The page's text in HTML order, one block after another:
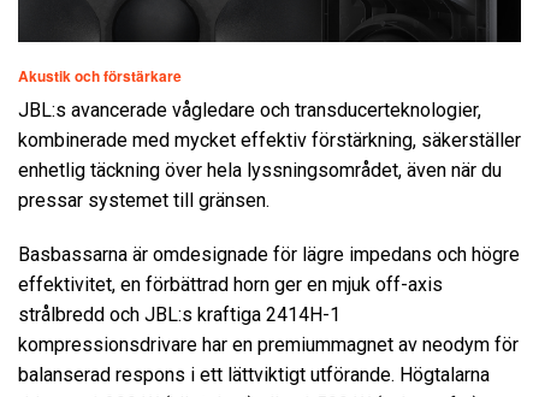
Akustik och förstärkare
JBL:s avancerade vågledare och transducerteknologier,
kombinerade med mycket effektiv förstärkning, säkerställer
enhetlig täckning över hela lyssningsområdet, även när du
pressar systemet till gränsen.
Basbassarna är omdesignade för lägre impedans och högre
effektivitet, en förbättrad horn ger en mjuk off-axis
strålbredd och JBL:s kraftiga 2414H-1
kompressionsdrivare har en premiummagnet av neodym för
balanserad respons i ett lättviktigt utförande. Högtalarna